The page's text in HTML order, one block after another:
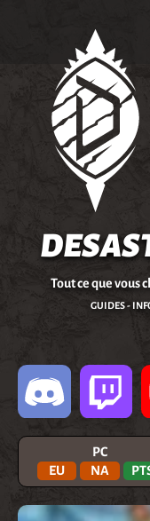
Tout ce que vous
GUIDES -
PC
EU
NA